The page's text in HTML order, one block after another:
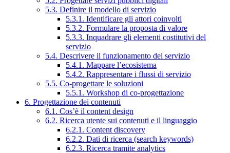
5.3. Definire il modello di servizio
5.3.1. Identificare gli attori coinvolti
5.3.2. Formulare la proposta di valore
5.3.3. Inquadrare gli elementi costitutivi del
servizio
5.4. Descrivere il funzionamento del servizio
5.4.1. Mappare l’ecosistema
5.4.2. Rappresentare i flussi di servizio
5.5. Co-progettare le soluzioni
5.5.1. Workshop di co-progettazione
6. Progettazione dei contenuti
6.1. Cos’è il content design
6.2. Ricerca utente sui contenuti e il linguaggio
6.2.1. Content discovery
6.2.2. Dati di ricerca (search keywords)
6.2.3. Ricerca tramite analytics